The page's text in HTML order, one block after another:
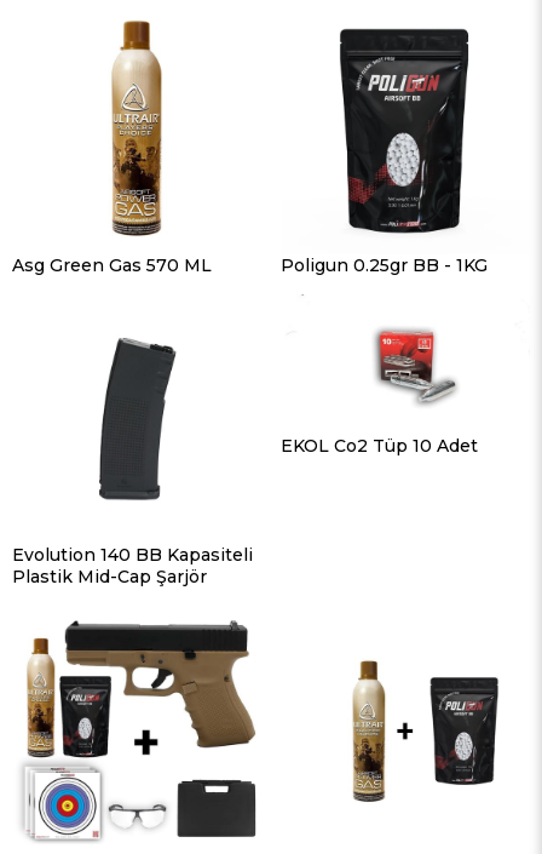
Asg Green Gas 570 ML Poligun 0.25gr BB - 1KG
Evolution 140 BB Kapasiteli
Plastik Mid-Cap Şarjör
EKOL Co2 Tüp 10 Adet